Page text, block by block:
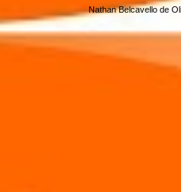
Nathan Belcavello de